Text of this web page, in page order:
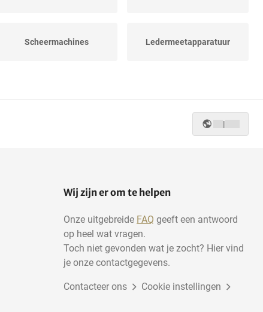
Scheermachines Ledermeetapparatuur
|
Wij zijn er om te helpen
Onze uitgebreide FAQ geeft een antwoord
op heel wat vragen.
Toch niet gevonden wat je zocht? Hier vind
je onze contactgegevens.
Contacteer ons Cookie instellingen